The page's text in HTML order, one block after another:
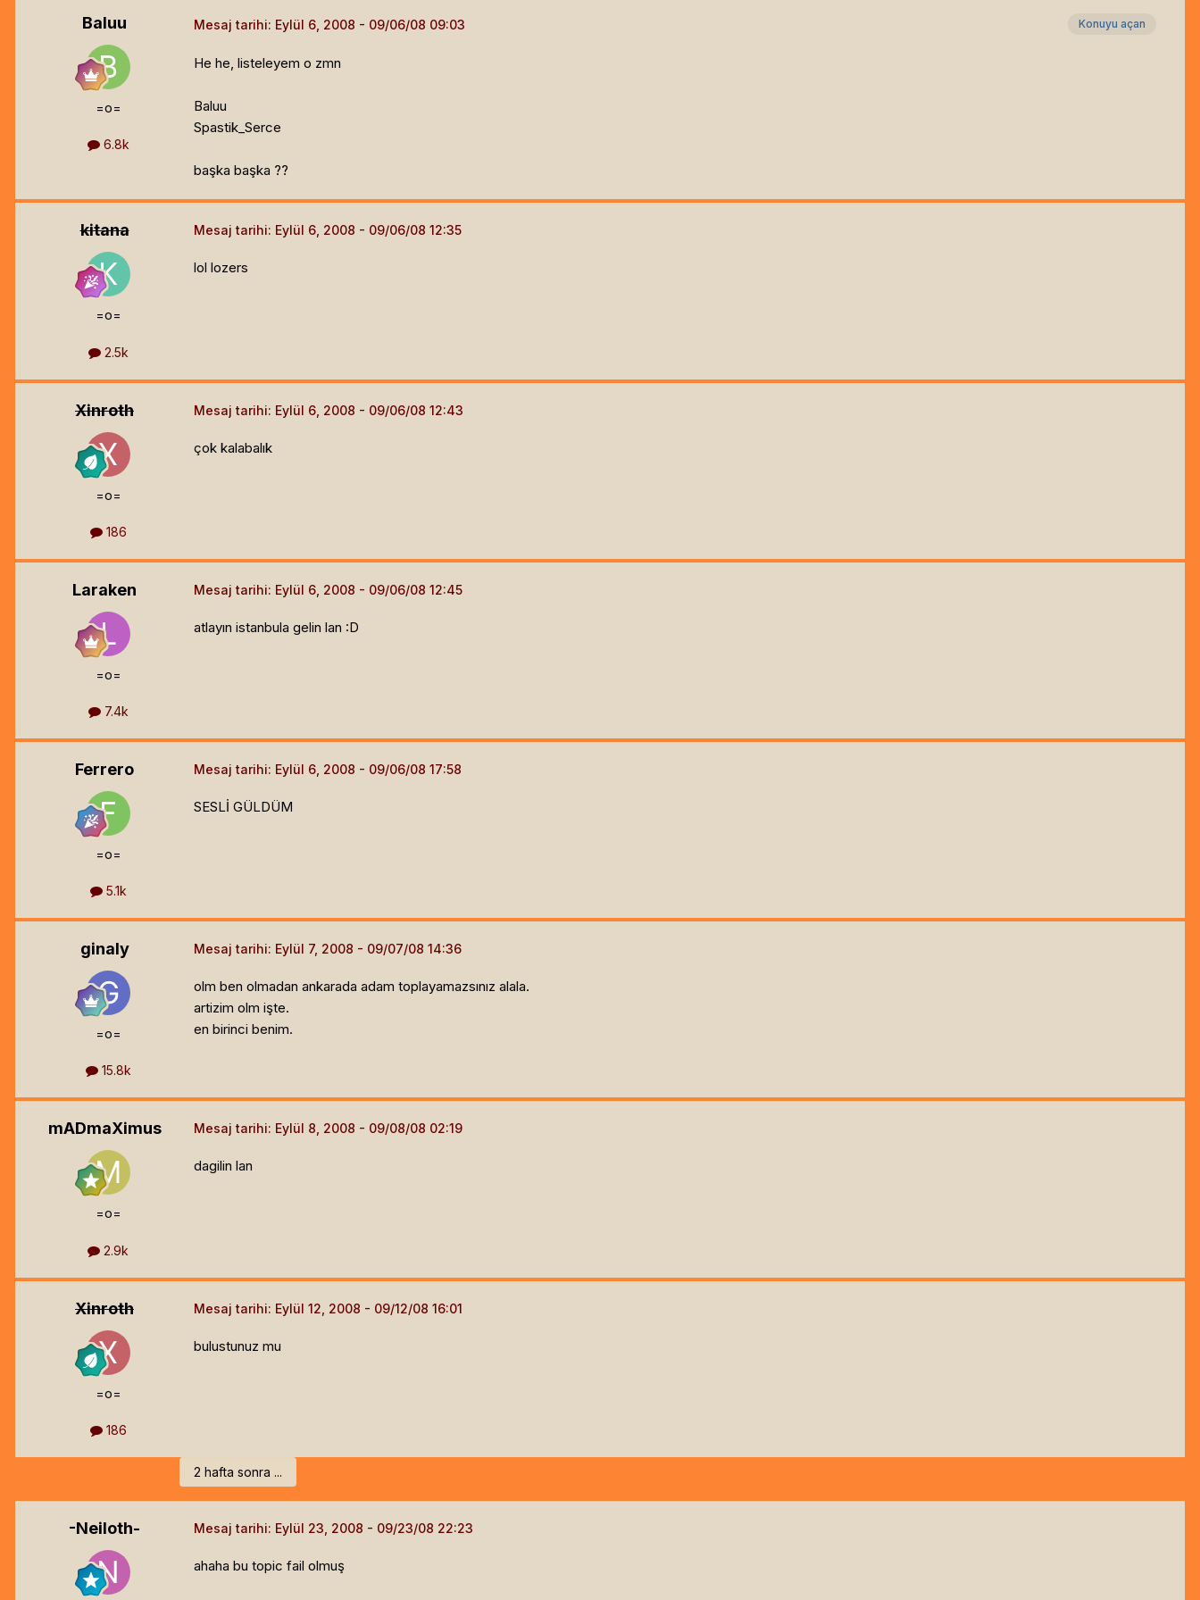
Baluu
=o=
6.8k
Konuyu açan
Mesaj tarihi: Eylül 6, 2008
He he, listeleyem o zmn
Baluu
Spastik_Serce
başka başka ??
kitana
=o=
2.5k
Mesaj tarihi: Eylül 6, 2008
lol lozers
Xinroth
=o=
186
Mesaj tarihi: Eylül 6, 2008
çok kalabalık
Laraken
=o=
7.4k
Mesaj tarihi: Eylül 6, 2008
atlayın istanbula gelin lan :D
Ferrero
=o=
5.1k
Mesaj tarihi: Eylül 6, 2008
SESLİ GÜLDÜM
ginaly
=o=
15.8k
Mesaj tarihi: Eylül 7, 2008
olm ben olmadan ankarada adam toplayamazsınız alala.
artizim olm işte.
en birinci benim.
mADmaXimus
=o=
2.9k
Mesaj tarihi: Eylül 8, 2008
dagilin lan
Xinroth
=o=
186
Mesaj tarihi: Eylül 12, 2008
bulustunuz mu
2 hafta sonra ...
-Neiloth- Mesaj tarihi: Eylül 23, 2008
ahaha bu topic fail olmuş